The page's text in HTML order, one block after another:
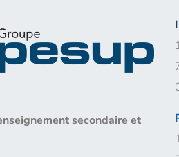
secondaire et